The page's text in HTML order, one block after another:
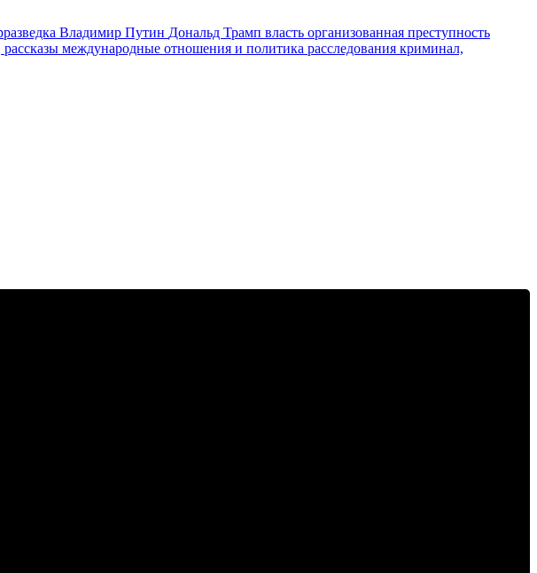
Владимир Путин Дональд Трамп власть организованная преступность
рассказы международные отношения и политика расследования криминал,